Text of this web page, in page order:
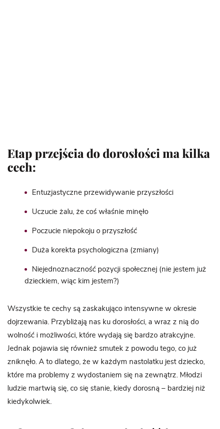
Etap przejścia do dorosłości ma kilka
cech:
Entuzjastyczne przewidywanie przyszłości
Uczucie żalu, że coś właśnie minęło
Poczucie niepokoju o przyszłość
Duża korekta psychologiczna (zmiany)
Niejednoznaczność pozycji społecznej (nie jestem już
dzieckiem, wiąc kim jestem?)
Wszystkie te cechy są zaskakująco intensywne w okresie
dojrzewania. Przybliżają nas ku dorosłości, a wraz z nią do
wolność i możliwości, które wydają się bardzo atrakcyjne.
Jednak pojawia się również smutek z powodu tego, co już
zniknęło. A to dlatego, że w każdym nastolatku jest dziecko,
które ma problemy z wydostaniem się na zewnątrz. Młodzi
ludzie martwią się, co się stanie, kiedy dorosną – bardziej niż
kiedykolwiek.